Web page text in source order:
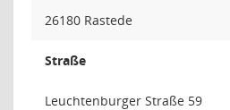
26180 Rastede
Straße
Leuchtenburger Straße 59